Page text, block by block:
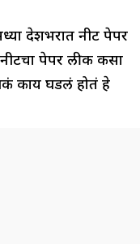
देशभरात नीट पेपर
पेपर लीक कसा
काय घडलं होतं हे